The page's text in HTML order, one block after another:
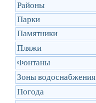
Районы
Парки
Памятники
Пляжи
Фонтаны
Зоны водоснабжения
Погода